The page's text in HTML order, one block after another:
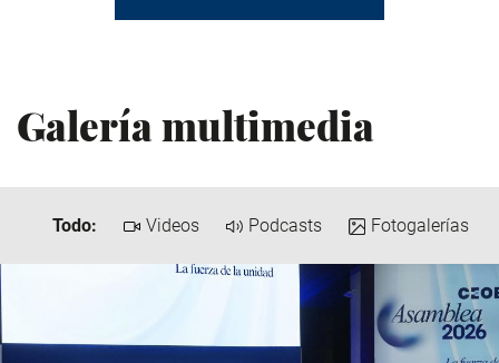
Galería multimedia
Todo: Videos Podcasts Fotogalerías